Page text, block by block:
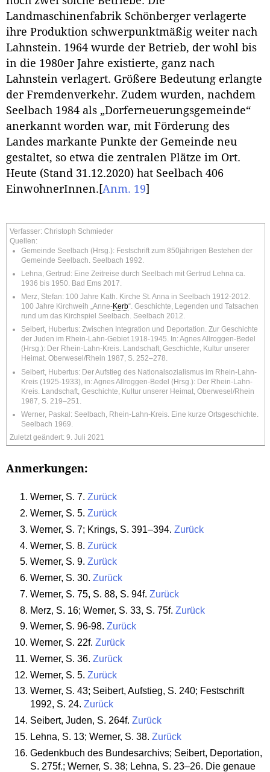
Landmaschinenfabrik Schönberger verlagerte
ihre Produktion schwerpunktmäßig weiter nach
Lahnstein. 1964 wurde der Betrieb, der wohl bis
in die 1980er Jahre existierte, ganz nach
Lahnstein verlagert. Größere Bedeutung erlangte
der Fremdenverkehr. Zudem wurden, nachdem
Seelbach 1984 als „Dorferneuerungsgemeinde“
anerkannt worden war, mit Förderung des
Landes markante Punkte der Gemeinde neu
gestaltet, so etwa die zentralen Plätze im Ort.
Heute (Stand 31.12.2020) hat Seelbach 406
EinwohnerInnen. [Anm. 19]
Verfasser: Christoph Schmieder
Quellen:
Gemeinde Seelbach (Hrsg.): Festschrift zum 850jährigen Bestehen der
Gemeinde Seelbach. Seelbach 1992.
Lehna, Gertrud: Eine Zeitreise durch Seelbach mit Gertrud Lehna ca.
1936 bis 1950. Bad Ems 2017.
Merz, Stefan: 100 Jahre Kath. Kirche St. Anna in Seelbach 1912-2012.
100 Jahre Kirchweih „Anne-Kerb“. Geschichte, Legenden und Tatsachen
rund um das Kirchspiel Seelbach. Seelbach 2012.
Seibert, Hubertus: Zwischen Integration und Deportation. Zur Geschichte
der Juden im Rhein-Lahn-Gebiet 1918-1945. In: Agnes Allroggen-Bedel
(Hrsg.): Der Rhein-Lahn-Kreis. Landschaft, Geschichte, Kultur unserer
Heimat. Oberwesel/Rhein 1987, S. 252–278.
Seibert, Hubertus: Der Aufstieg des Nationalsozialismus im Rhein-Lahn-
Kreis (1925-1933), in: Agnes Allroggen-Bedel (Hrsg.): Der Rhein-Lahn-
Kreis. Landschaft, Geschichte, Kultur unserer Heimat, Oberwesel/Rhein
1987, S. 219–251.
Werner, Paskal: Seelbach, Rhein-Lahn-Kreis. Eine kurze Ortsgeschichte.
Seelbach 1969.
Zuletzt geändert: 9. Juli 2021
Anmerkungen:
Werner, S. 7. Zurück
Werner, S. 5. Zurück
Werner, S. 7; Krings, S. 391–394. Zurück
Werner, S. 8. Zurück
Werner, S. 9. Zurück
Werner, S. 30. Zurück
Werner, S. 75, S. 88, S. 94f. Zurück
Merz, S. 16; Werner, S. 33, S. 75f. Zurück
Werner, S. 96-98. Zurück
Werner, S. 22f. Zurück
Werner, S. 36. Zurück
Werner, S. 5. Zurück
Werner, S. 43; Seibert, Aufstieg, S. 240; Festschrift
1992, S. 24. Zurück
Seibert, Juden, S. 264f. Zurück
Lehna, S. 13; Werner, S. 38. Zurück
Gedenkbuch des Bundesarchivs; Seibert, Deportation,
S. 275f.; Werner, S. 38; Lehna, S. 23–26. Die genaue